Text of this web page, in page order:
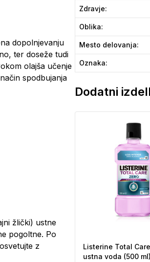
dopolnjevanju
ter doseže tudi
olajša učenje
spodbujanja
žlički) ustne
pogoltne. Po
z
Zdravje:
Oblika:
Mesto delovanja:
Oznaka:
Dodatni
Listerine Total Care
ustna voda (500 ml)